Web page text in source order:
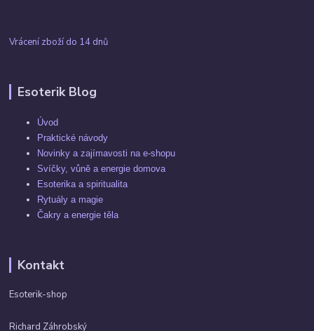
Vrácení zboží do 14 dnů
Esoterik Blog
Úvod
Praktické návody
Novinky a zajímavosti na e-shopu
Svíčky, vůně a energie domova
Esoterika a spiritualita
Rytuály a magie
Čakry a energie těla
Kontakt
Esoterik-shop
Richard Záhrobský